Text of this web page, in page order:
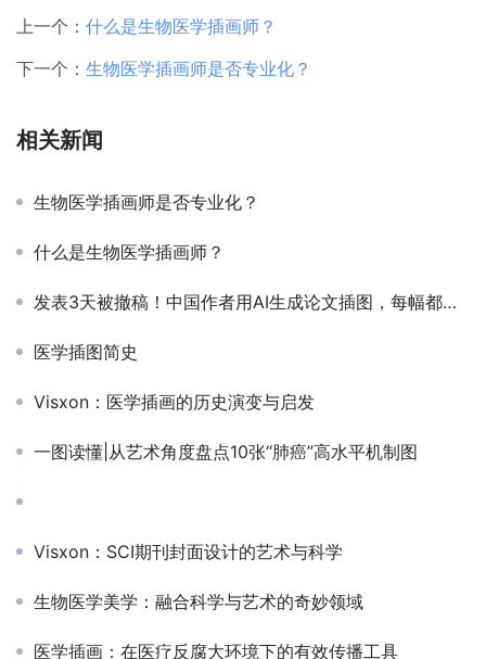
上一个： 什么是生物医学插画师？
下一个： 生物医学插画师是否专业化？
相关新闻
生物医学插画师是否专业化？
什么是生物医学插画师？
发表3天被撤稿！中国作者用AI生成论文插图，每幅都荒谬
医学插图简史
Visxon：医学插画的历史演变与启发
一图读懂|从艺术角度盘点10张“肺癌”高水平机制图
Visxon：SCI期刊封面设计的艺术与科学
生物医学美学：融合科学与艺术的奇妙领域
医学插画：在医疗反腐大环境下的有效传播工具